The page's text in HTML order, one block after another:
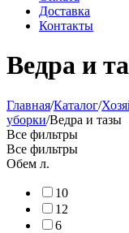
Доставка
Контакты
Ведра и
Главная/Каталог/
уборки/Ведра и тазы
Все фильтры
Все фильтры
Обем л.
10
12
6